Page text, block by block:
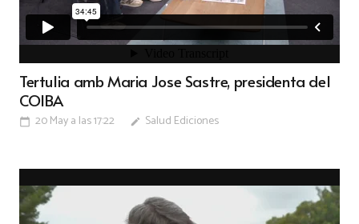
Tertulia amb Maria Jose Sastre, presidenta del
COIBA
calendar_today 20 May a las 17:22 edit Salud Ediciones